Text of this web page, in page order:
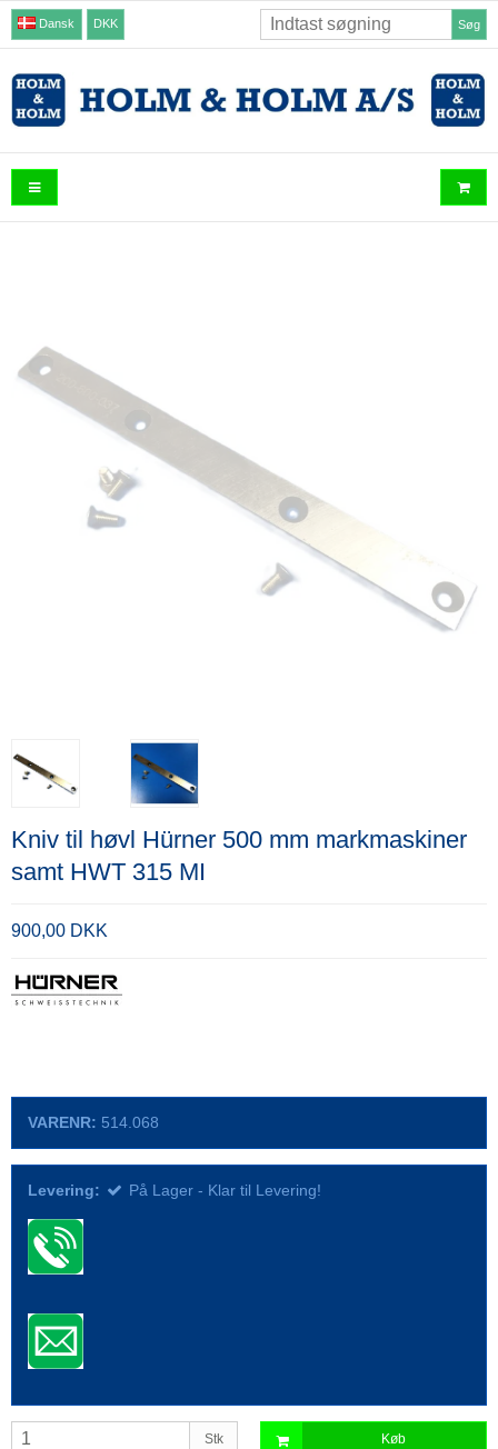
Dansk DKK Søg
Kniv til høvl Hürner 500 mm markmaskiner
samt HWT 315 MI
900,00 DKK
VARENR: 514.068
Levering: På Lager - Klar til Levering!
Stk Køb